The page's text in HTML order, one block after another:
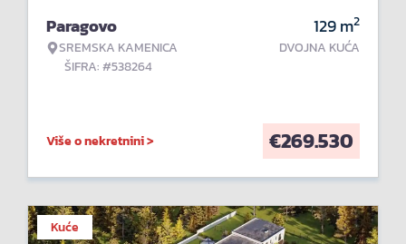
Paragovo
SREMSKA KAMENICA
ŠIFRA: #538264
129m2
DVOJNA KUĆA
Više o nekretnini > €269.530
Kuće